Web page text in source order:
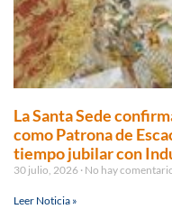
La Santa Sede
como Patrona de
tiempo jubilar con
30 julio, 2026 No hay
Leer Noticia »